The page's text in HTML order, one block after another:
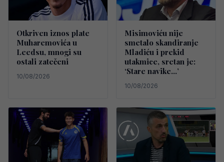
Otkriven iznos plate
Muharemovića u
Leedsu, mnogi su
ostali zatečeni
10/08/2026
Misimoviću nije
smetalo skandiranje
Mladiću i prekid
utakmice, sretan je:
‘Stare navike…’
10/08/2026